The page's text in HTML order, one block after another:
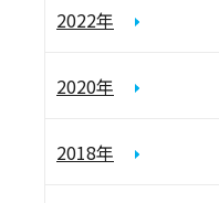
2022年
2020年
2018年